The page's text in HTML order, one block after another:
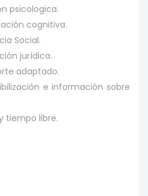
psicologica.
cognitiva.
Social.
jurídica.
adaptado.
e información sobre
tiempo libre.